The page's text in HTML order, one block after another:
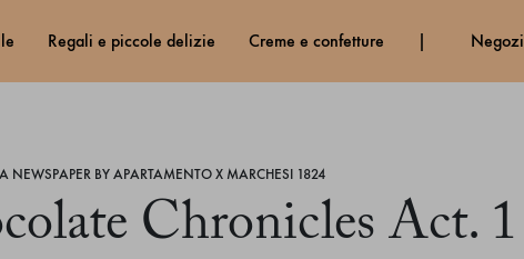
regali e piccole delizie creme e confetture negozi
A NEWSPAPER BY APARTAMENTO X MARCHESI 1824
Chronicles Act. 1